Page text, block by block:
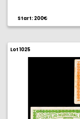
Start: 200€
Lot 1025